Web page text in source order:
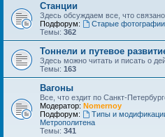
Станции
Здесь обсуждаем все, что
Подфорум:
Старые фотографии
Темы: 362
Тоннели и путевое
Здесь можно читать и писать о
Темы: 163
Вагоны
Все, что ездит по Санкт-
Модератор: Nomernoy
Подфорум:
Типы и
Метрополитена
Темы: 341